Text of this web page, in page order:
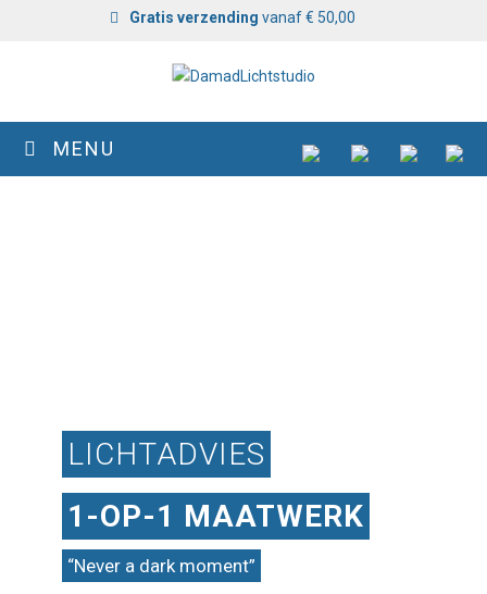
Gratis verzending vanaf € 50,00
MENU
LICHTADVIES
1-OP-1 MAATWERK
“Never a dark moment”